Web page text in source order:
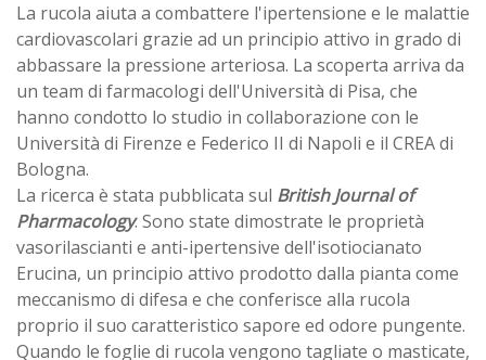
La rucola aiuta a combattere l'ipertensione e le malattie
cardiovascolari grazie ad un principio attivo in grado di
abbassare la pressione arteriosa. La scoperta arriva da
un team di farmacologi dell'Università di Pisa, che
hanno condotto lo studio in collaborazione con le
Università di Firenze e Federico II di Napoli e il CREA di
Bologna.
La ricerca è stata pubblicata sul British Journal of
Pharmacology. Sono state dimostrate le proprietà
vasorilascianti e anti-ipertensive dell'isotiocianato
Erucina, un principio attivo prodotto dalla pianta come
meccanismo di difesa e che conferisce alla rucola
proprio il suo caratteristico sapore ed odore pungente.
Quando le foglie di rucola vengono tagliate o masticate,